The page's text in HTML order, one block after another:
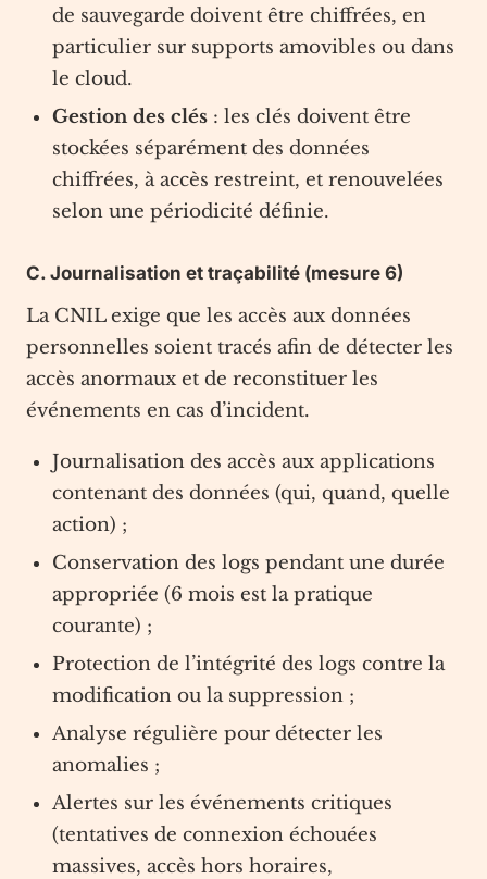
de sauvegarde doivent être chiffrées, en
particulier sur supports amovibles ou dans
le cloud.
Gestion des clés : les clés doivent être
stockées séparément des données
chiffrées, à accès restreint, et renouvelées
selon une périodicité définie.
C. Journalisation et traçabilité (mesure 6)
La CNIL exige que les accès aux données
personnelles soient tracés afin de détecter les
accès anormaux et de reconstituer les
événements en cas d’incident.
Journalisation des accès aux applications
contenant des données (qui, quand, quelle
action) ;
Conservation des logs pendant une durée
appropriée (6 mois est la pratique
courante) ;
Protection de l’intégrité des logs contre la
modification ou la suppression ;
Analyse régulière pour détecter les
anomalies ;
Alertes sur les événements critiques
(tentatives de connexion échouées
massives, accès hors horaires,